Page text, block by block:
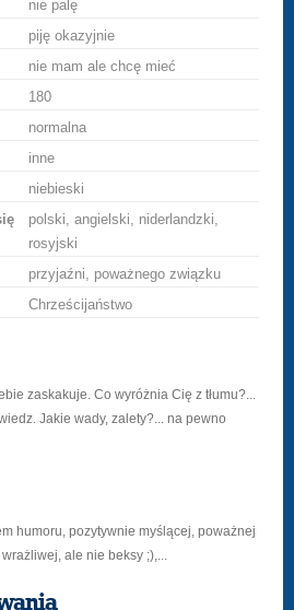
nie palę
piję okazyjnie
nie mam ale chcę mieć
180
normalna
inne
niebieski
polski, angielski, niderlandzki,
rosyjski
przyjaźni, poważnego związku
Chrześcijaństwo
zaskakuje. Co wyróżnia Cię z tłumu?...
Jakie wady, zalety?... na pewno
humoru, pozytywnie myślącej, poważnej
ale nie beksy ;),...